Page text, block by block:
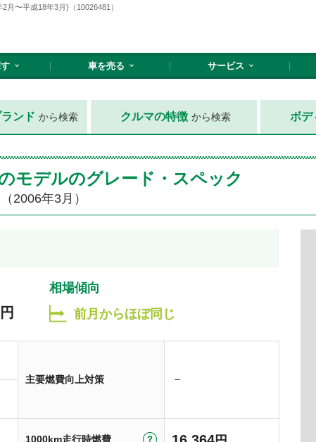
月〜平成18年3月}（10026481）
車を売る サービス
ンド から検索 クルマの特徴 から検索 ボデ
モデルのグレード・スペック
2006年3月）
相場傾向
前月からほぼ同じ
主要燃費向上対策 －
1000km走行時燃費